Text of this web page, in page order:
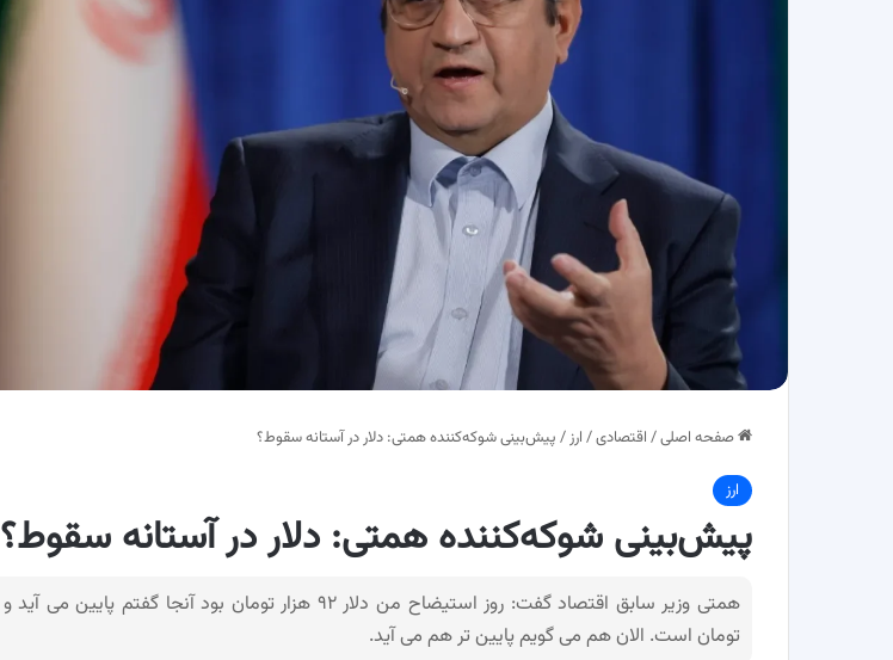
صفحه اصلی/ اقتصادی/ ارز / پیش‌بینی شوکه‌کننده همتی: دلار در آستانه سقوط؟
ارز
پیش‌بینی شوکه‌کننده همتی: دلار در آستانه سقوط؟
تومان است. الان هم می گویم پایین تر هم می آید.